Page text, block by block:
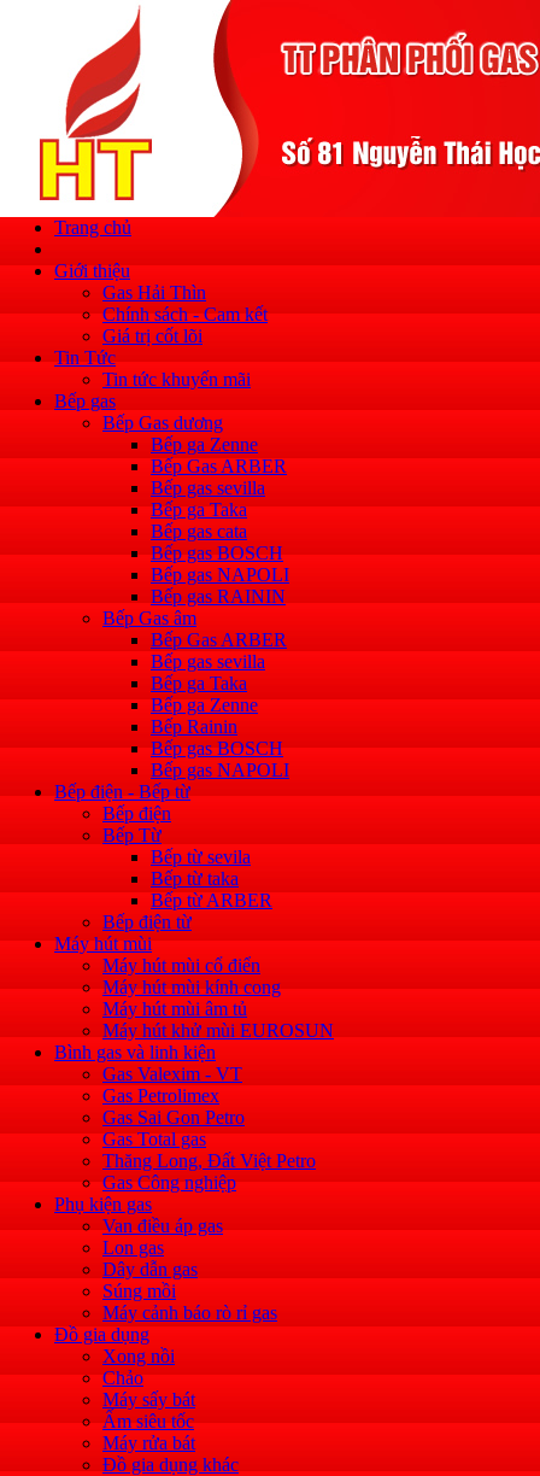
Trang chủ
Giới thiệu
Gas Hải Thìn
Chính sách - Cam kết
Giá trị cốt lõi
Tin Tức
Tin tức khuyến mãi
Bếp gas
Bếp Gas dương
Bếp ga Zenne
Bếp Gas ARBER
Bếp gas sevilla
Bếp ga Taka
Bếp gas cata
Bếp gas BOSCH
Bếp gas NAPOLI
Bếp gas RAININ
Bếp Gas âm
Bếp Gas ARBER
Bếp gas sevilla
Bếp ga Taka
Bếp ga Zenne
Bếp Rainin
Bếp gas BOSCH
Bếp gas NAPOLI
Bếp điện - Bếp từ
Bếp điện
Bếp Từ
Bếp từ sevila
Bếp từ taka
Bếp từ ARBER
Bếp điện từ
Máy hút mùi
Máy hút mùi cổ điển
Máy hút mùi kính cong
Máy hút mùi âm tủ
Máy hút khử mùi EUROSUN
Bình gas và linh kiện
Gas Valexim - VT
Gas Petrolimex
Gas Sai Gon Petro
Gas Total gas
Thăng Long, Đất Việt Petro
Gas Công nghiệp
Phụ kiện gas
Van điều áp gas
Lon gas
Dây dẫn gas
Súng mồi
Máy cảnh báo rò rỉ gas
Đồ gia dụng
Xong nồi
Chảo
Máy sấy bát
Ấm siêu tốc
Máy rửa bát
Đồ gia dụng khác